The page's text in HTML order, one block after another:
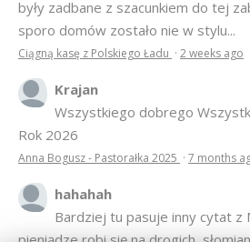
były zadbane z szacunkiem do tej
sporo domów zostało nie w stylu...
Ciągną kasę z Polskiego Ładu · 2 weeks ago
Krajan
Wszystkiego dobrego
Rok 2026
Anna Bogusz - Pastorałka 2025 · 7 months
hahahah
Bardziej tu pasuje inny cytat z